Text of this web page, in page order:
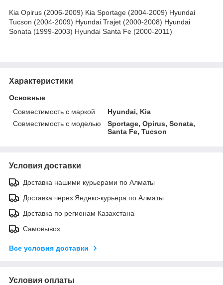
Kia Opirus (2006-2009) Kia Sportage (2004-2009) Hyundai
Tucson (2004-2009) Hyundai Trajet (2000-2008) Hyundai
Sonata (1999-2003) Hyundai Santa Fe (2000-2011)
Характеристики
Основные
Совместимость с маркой
Hyundai, Kia
Совместимость с моделью
Sportage, Opirus, Sonata,
Santa Fe, Tucson
Условия доставки
Доставка нашими курьерами по Алматы
Доставка через Яндекс-курьера по Алматы
Доставка по регионам Казахстана
Самовывоз
Все условия доставки
Условия оплаты